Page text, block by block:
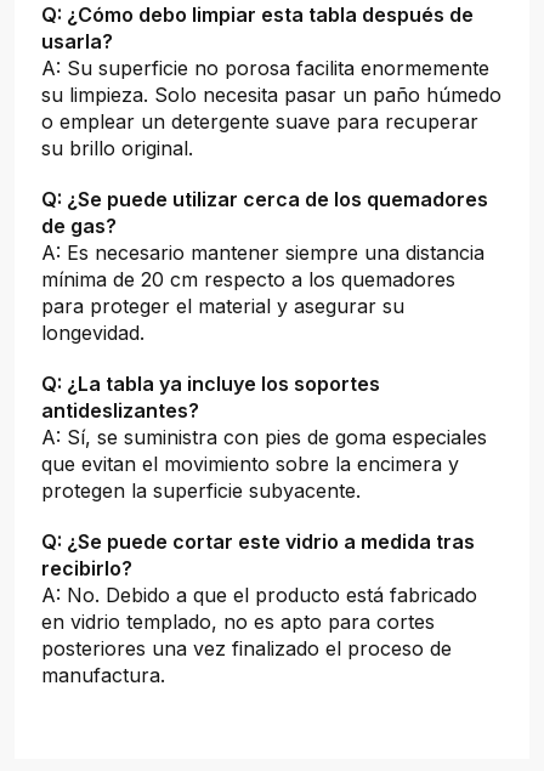
Q: ¿Cómo debo limpiar esta tabla después de
usarla?
A: Su superficie no porosa facilita enormemente
su limpieza. Solo necesita pasar un paño húmedo
o emplear un detergente suave para recuperar
su brillo original.
Q: ¿Se puede utilizar cerca de los quemadores
de gas?
A: Es necesario mantener siempre una distancia
mínima de 20 cm respecto a los quemadores
para proteger el material y asegurar su
longevidad.
Q: ¿La tabla ya incluye los soportes
antideslizantes?
A: Sí, se suministra con pies de goma especiales
que evitan el movimiento sobre la encimera y
protegen la superficie subyacente.
Q: ¿Se puede cortar este vidrio a medida tras
recibirlo?
A: No. Debido a que el producto está fabricado
en vidrio templado, no es apto para cortes
posteriores una vez finalizado el proceso de
manufactura.